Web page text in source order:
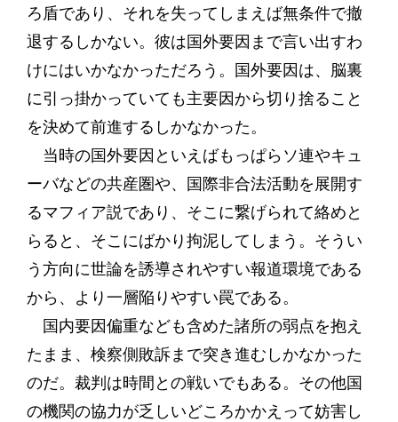
ろ盾であり、それを失ってしまえば無条件で撤
退するしかない。彼は国外要因まで言い出すわ
けにはいかなかっただろう。国外要因は、脳裏
に引っ掛かっていても主要因から切り捨ること
を決めて前進するしかなかった。
当時の国外要因といえばもっぱらソ連やキュ
ーバなどの共産圏や、国際非合法活動を展開す
るマフィア説であり、そこに繋げられて絡めと
らると、そこにばかり拘泥してしまう。そうい
う方向に世論を誘導されやすい報道環境である
から、より一層陥りやすい罠である。
国内要因偏重なども含めた諸所の弱点を抱え
たまま、検察側敗訴まで突き進むしかなかった
のだ。裁判は時間との戦いでもある。その他国
の機関の協力が乏しいどころかかえって妨害し